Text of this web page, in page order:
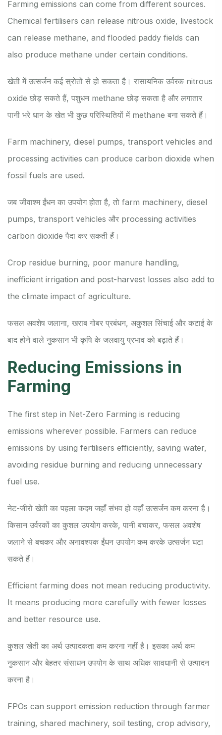
Farming emissions can come from different sources.
Chemical fertilisers can release nitrous oxide, livestock
can release methane, and flooded paddy fields can
also produce methane under certain conditions.
खेती में उत्सर्जन कई स्रोतों से हो सकता है। रासायनिक उर्वरक nitrous
oxide छोड़ सकते हैं, पशुधन methane छोड़ सकता है और लगातार
पानी भरे धान के खेत भी कुछ परिस्थितियों में methane बना सकते हैं।
Farm machinery, diesel pumps, transport vehicles and
processing activities can produce carbon dioxide when
fossil fuels are used.
जब जीवाश्म ईंधन का उपयोग होता है, तो farm machinery, diesel
pumps, transport vehicles और processing activities
carbon dioxide पैदा कर सकती हैं।
Crop residue burning, poor manure handling,
inefficient irrigation and post-harvest losses also add to
the climate impact of agriculture.
फसल अवशेष जलाना, खराब गोबर प्रबंधन, अकुशल सिंचाई और कटाई के
बाद होने वाले नुकसान भी कृषि के जलवायु प्रभाव को बढ़ाते हैं।
Reducing Emissions in
Farming
The first step in Net-Zero Farming is reducing
emissions wherever possible. Farmers can reduce
emissions by using fertilisers efficiently, saving water,
avoiding residue burning and reducing unnecessary
fuel use.
नेट-जीरो खेती का पहला कदम जहाँ संभव हो वहाँ उत्सर्जन कम करना है।
किसान उर्वरकों का कुशल उपयोग करके, पानी बचाकर, फसल अवशेष
जलाने से बचकर और अनावश्यक ईंधन उपयोग कम करके उत्सर्जन घटा
सकते हैं।
Efficient farming does not mean reducing productivity.
It means producing more carefully with fewer losses
and better resource use.
कुशल खेती का अर्थ उत्पादकता कम करना नहीं है। इसका अर्थ कम
नुकसान और बेहतर संसाधन उपयोग के साथ अधिक सावधानी से उत्पादन
करना है।
FPOs can support emission reduction through farmer
training, shared machinery, soil testing, crop advisory,